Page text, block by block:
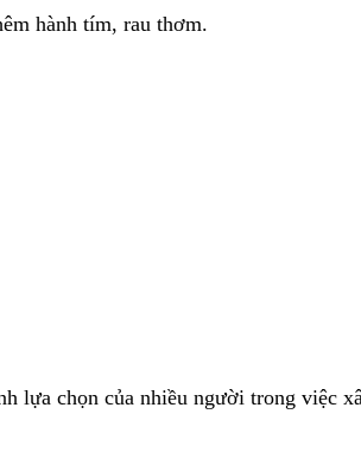
hành tím, rau thơm.
lựa chọn của nhiều người trong việc